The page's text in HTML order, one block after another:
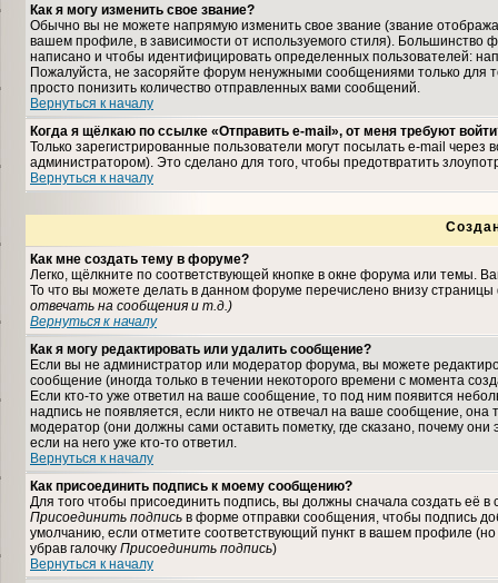
Как я могу изменить свое звание?
Обычно вы не можете напрямую изменить свое звание (звание
вашем профиле, в зависимости от используемого стиля). Большинство
написано и чтобы идентифицировать определенных пользователей:
Пожалуйста, не засоряйте форум ненужными сообщениями только для
просто понизить количество отправленных вами сообщений.
Вернуться к началу
Когда я щёлкаю по ссылке «Отправить e-mail», от меня требуют
Только зарегистрированные пользователи могут посылать e-mail
администратором). Это сделано для того, чтобы предотвратить
Вернуться к началу
Как мне создать тему в форуме?
Легко, щёлкните по соответствующей кнопке в окне форума или темы.
То что вы можете делать в данном форуме перечислено внизу
отвечать на сообщения и т.д.)
Вернуться к началу
Как я могу редактировать или удалить сообщение?
Если вы не администратор или модератор форума, вы можете
сообщение (иногда только в течении некоторого времени с момента
Если кто-то уже ответил на ваше сообщение, то под ним появится
надпись не появляется, если никто не отвечал на ваше сообщение,
модератор (они должны сами оставить пометку, где сказано, почему
если на него уже кто-то ответил.
Вернуться к началу
Как присоединить подпись к моему сообщению?
Для того чтобы присоединить подпись, вы должны сначала создать её
Присоединить подпись в форме отправки сообщения, чтобы подпись
умолчанию, если отметите соответствующий пункт в вашем профиле
убрав галочку Присоединить подпись)
Вернуться к началу